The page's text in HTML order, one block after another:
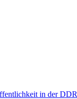
in der DDR